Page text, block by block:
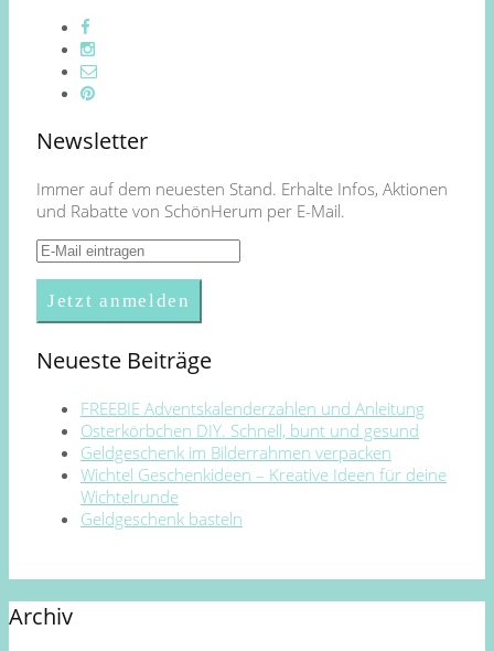
Newsletter
Immer auf dem neuesten Stand. Erhalte Infos, Aktionen
und Rabatte von SchönHerum per E-Mail.
Neueste Beiträge
FREEBIE Adventskalenderzahlen und Anleitung
Osterkörbchen DIY. Schnell, bunt und gesund
Geldgeschenk im Bilderrahmen verpacken
Wichtel Geschenkideen – Kreative Ideen für deine
Wichtelrunde
Geldgeschenk basteln
Archiv